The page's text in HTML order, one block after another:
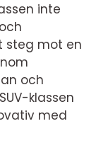
inte
steg mot en
och
klassen
med